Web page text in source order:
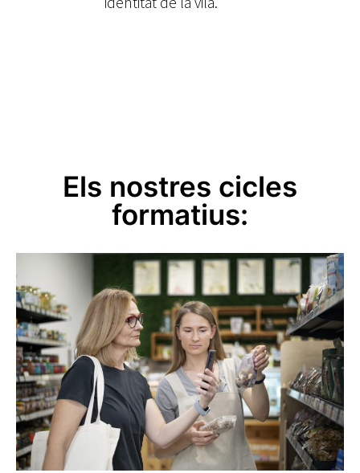
Els nostres cicles
formatius: